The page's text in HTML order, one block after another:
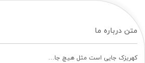
متن درباره ما
کهریزک جایی است مثل هیچ جا…